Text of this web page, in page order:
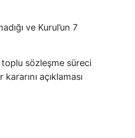
ve Kurul’un 7
toplu sözleşme süreci
açıklaması